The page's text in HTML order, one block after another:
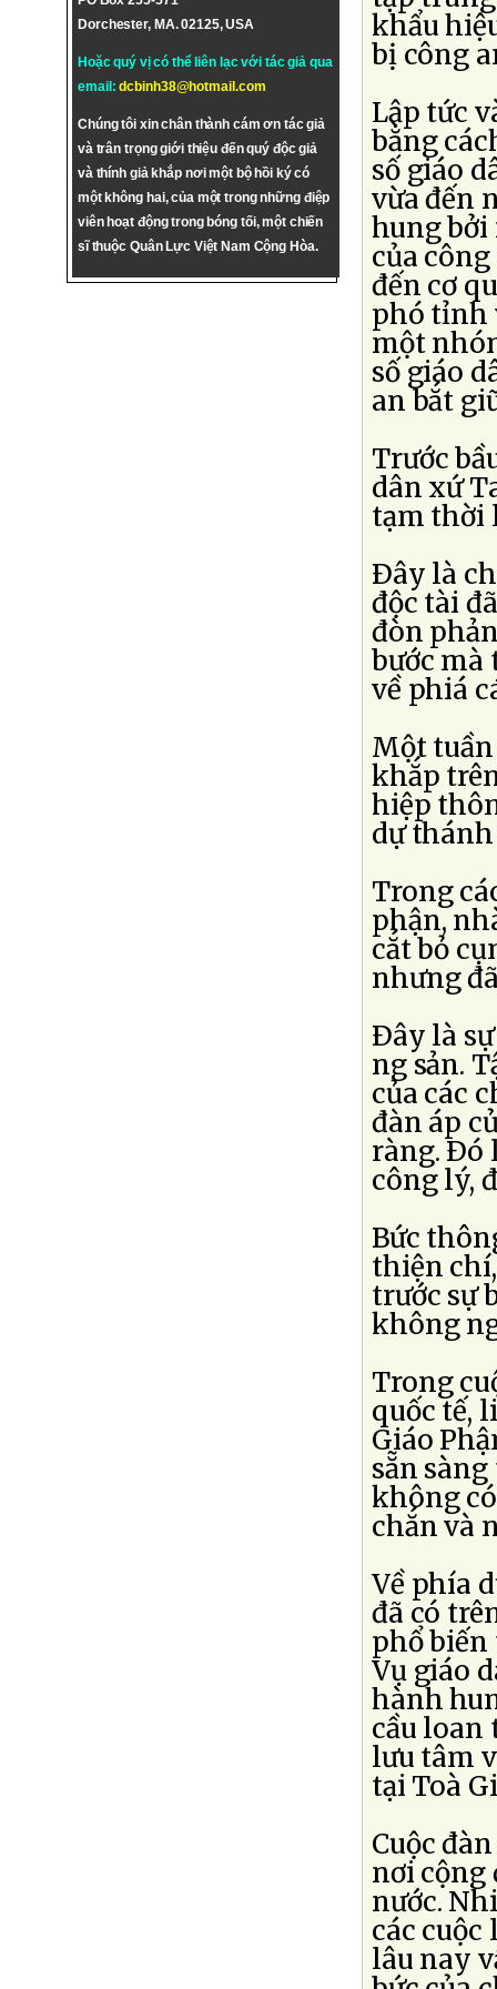
Dorchester, MA. 02125, USA
Hoặc quý vị có thể liên lạc với tác giả qua
email:dcbinh38@hotmail.com
Chúng tôi xin chân thành cám ơn tác giả
và trân trọng giới thiệu đến quý độc giả
và thính giả khắp nơi một bộ hồi ký có
một không hai, của một trong những điệp
viên hoạt động trong bóng tối, một chiến
sĩ thuộc Quân Lực Việt Nam Cộng Hòa.
khẩu
bị công
Lập tức
bằng
số giáo
vừa đến
hung bởi
của
đến cơ
phó tỉnh
một
số giáo
an bắt
Trước
dân xứ
tạm thời
Ðây là
độc tài
đòn
bước mà
về phiá
Một tuần
khắp
hiệp
dự
Trong
phận,
cắt bỏ
nhưng
Ðây là
ng sản.
của các
đàn áp
ràng. Ðó
công lý,
Bức
thiện
trước sự
không
Trong
quốc tế,
Giáo
sẵn
không
chắn và
Về phía
đã có
phổ biến
Vụ giáo
hành
cầu loan
lưu tâm
tại Toà
Cuộc
nơi cộng
nước.
các cuộc
lâu nay